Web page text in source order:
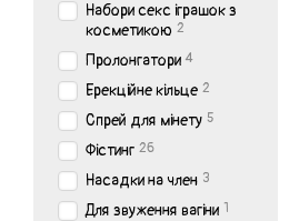
Набори секс іграшок з
косметикою 2
Пролонгатори 4
Ерекційне кільце 2
Спрей для мінету 5
Фістинг 26
Насадки на член 3
Для звуження вагіни 1